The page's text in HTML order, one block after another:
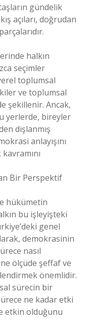
gündelik
açıları, doğrudan
halkın
seçimler
toplumsal
ve toplumsal
şekillenir. Ancak,
yerlerde, bireyler
dışlanmış
anlayışını
Bir Perspektif
hükümetin
bu işleyişteki
genel
demokrasinin
nasıl
ölçüde şeffaf ve
önemlidir.
sürecin bir
ne kadar etki
etkin olduğunu